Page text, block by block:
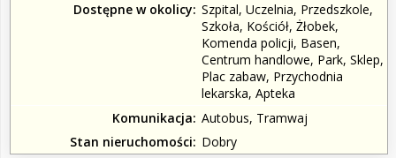
Dostępne w okolicy Szpital, Uczelnia, Przedszkole,
Szkoła, Kościół, Żłobek,
Komenda policji, Basen,
Centrum handlowe, Park, Sklep,
Plac zabaw, Przychodnia
lekarska, Apteka
Komunikacja Autobus, Tramwaj
Stan nieruchomości
Dobry